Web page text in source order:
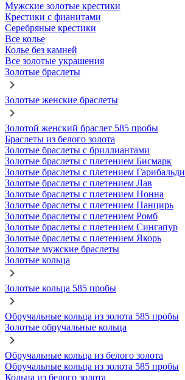
Мужские золотые крестики
Крестики с фианитами
Серебряные крестики
Все колье
Колье без камней
Все золотые украшения
Золотые браслеты
Золотые женские браслеты
Золотой женский браслет 585 пробы
Браслеты из белого золота
Золотые браслеты с бриллиантами
Золотые браслеты с плетением Бисмарк
Золотые браслеты с плетением Гарибальди
Золотые браслеты с плетением Лав
Золотые браслеты с плетением Нонна
Золотые браслеты с плетением Панцирь
Золотые браслеты с плетением Ромб
Золотые браслеты с плетением Сингапур
Золотые браслеты с плетением Якорь
Золотые мужские браслеты
Золотые кольца
Золотые кольца 585 пробы
Обручальные кольца из золота 585 пробы
Золотые обручальные кольца
Обручальные кольца из белого золота
Обручальные кольца из золота 585 пробы
Кольца из белого золота